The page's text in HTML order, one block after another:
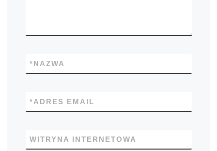
NAZWA
*
ADRES EMAIL
*
WITRYNA INTERNETOWA